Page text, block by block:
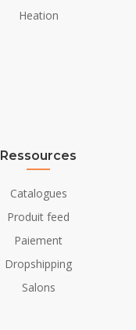
Heation
Ressources
Catalogues
Produit feed
Paiement
Dropshipping
Salons